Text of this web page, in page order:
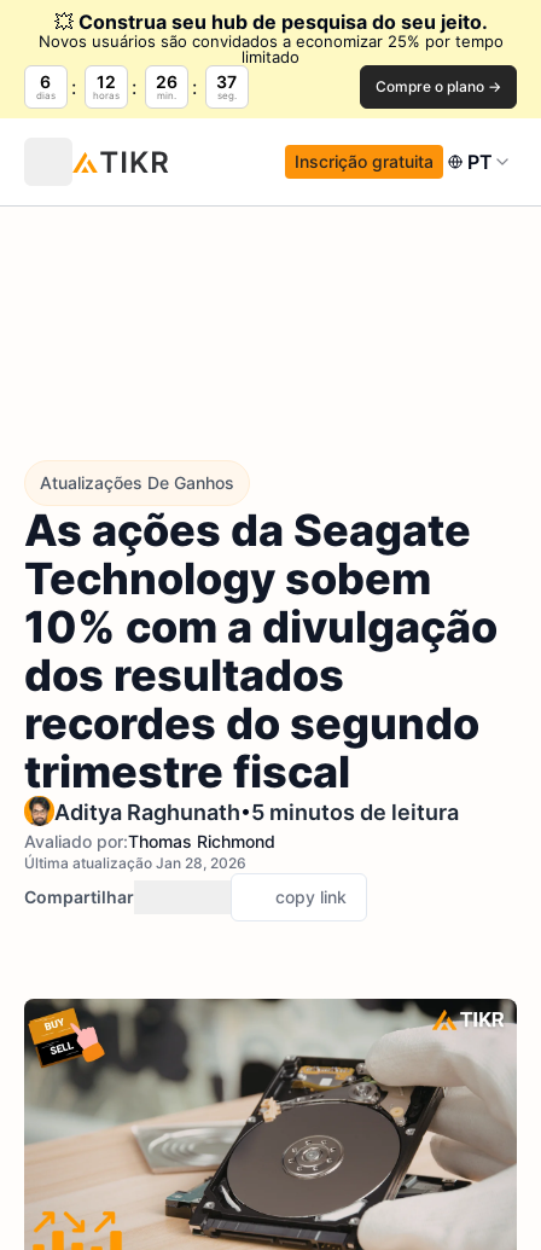
💥 Construa seu hub de pesquisa do seu jeito.
Novos usuários são convidados a economizar 25% por tempo
limitado
6
dias
12
horas
26
min.
36
seg. Compre o plano →
Inscrição gratuita PT
Atualizações De Ganhos
As ações da Seagate
Technology sobem
10% com a divulgação
dos resultados
recordes do segundo
trimestre fiscal
Aditya Raghunath•5 minutos de leitura
Avaliado por:Thomas Richmond
Última atualização Jan 28, 2026
Compartilhar copy link